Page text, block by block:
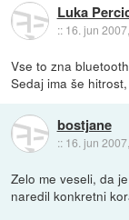
Luka
:: 16. jun
Vse to zna
Sedaj ima še
bostjane
:: 16. jun
Zelo me veseli, da
naredil konkretni